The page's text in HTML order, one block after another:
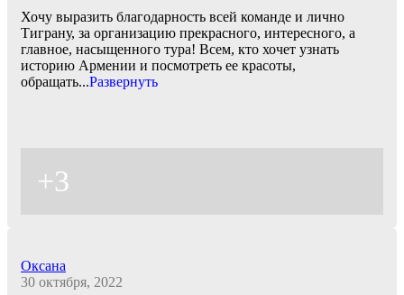
Хочу выразить благодарность всей команде и лично
Тиграну, за организацию прекрасного, интересного, а
главное, насыщенного тура! Всем, кто хочет узнать
историю Армении и посмотреть ее красоты,
обращать...Развернуть
+3
Оксана
30 октября, 2022